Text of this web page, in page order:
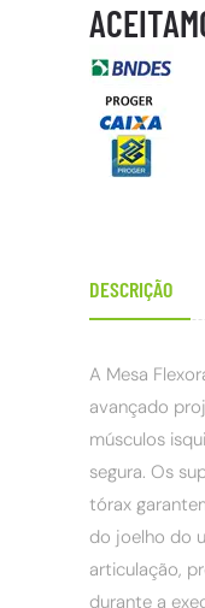
DESCRIÇÃO
A Mesa
avançado
músculos
segura. Os
tórax
do joelho do
articulação,
durante a